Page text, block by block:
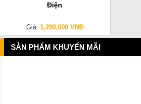
Điện
Giá: 1,290,000 VNĐ
SẢN PHẨM KHUYẾN MÃI